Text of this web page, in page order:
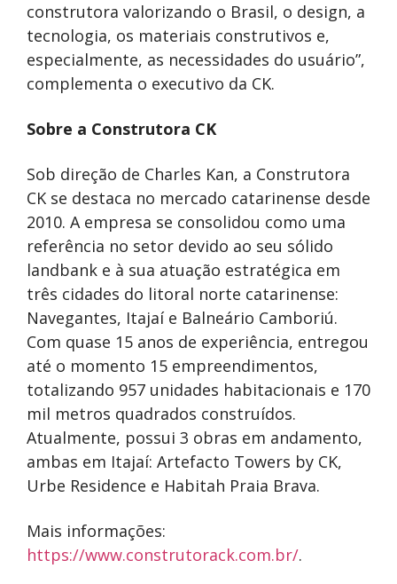
construtora valorizando o Brasil, o design, a
tecnologia, os materiais construtivos e,
especialmente, as necessidades do usuário”,
complementa o executivo da CK.
Sobre a Construtora CK
Sob direção de Charles Kan, a Construtora
CK se destaca no mercado catarinense desde
2010. A empresa se consolidou como uma
referência no setor devido ao seu sólido
landbank e à sua atuação estratégica em
três cidades do litoral norte catarinense:
Navegantes, Itajaí e Balneário Camboriú.
Com quase 15 anos de experiência, entregou
até o momento 15 empreendimentos,
totalizando 957 unidades habitacionais e 170
mil metros quadrados construídos.
Atualmente, possui 3 obras em andamento,
ambas em Itajaí: Artefacto Towers by CK,
Urbe Residence e Habitah Praia Brava.
Mais informações:
https://www.construtorack.com.br/.